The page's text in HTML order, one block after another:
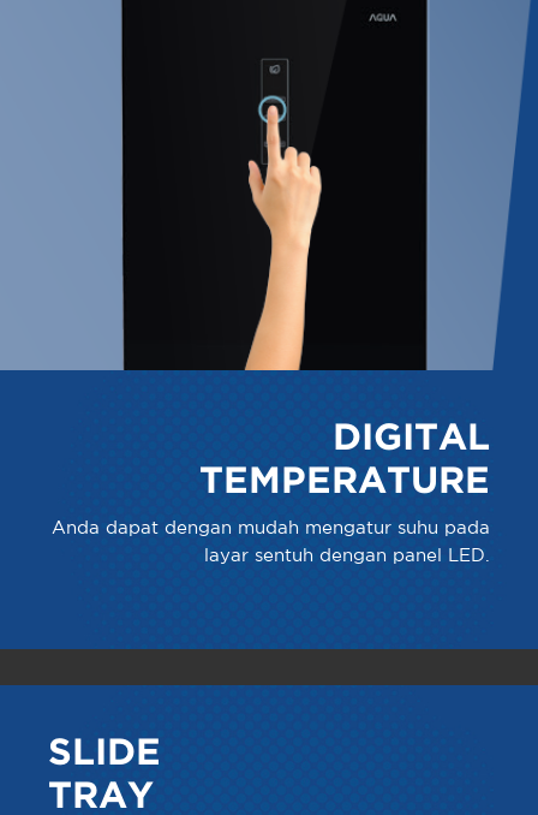
DIGITAL
TEMPERATURE
Anda dapat dengan mudah mengatur suhu pada
layar sentuh dengan panel LED.
SLIDE
TRAY